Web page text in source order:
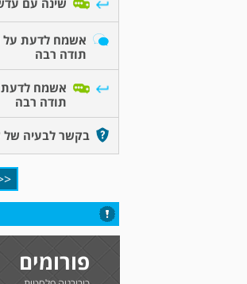
אשמח לדעת
תודה רבה
אשמח
תודה רבה
בקשר לבעיה
פורומים